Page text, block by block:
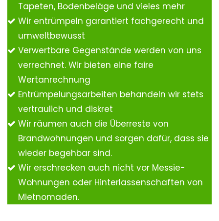
Tapeten, Bodenbeläge und vieles mehr
Wir entrümpeln garantiert fachgerecht und
umweltbewusst
Verwertbare Gegenstände werden von uns
verrechnet. Wir bieten eine faire
Wertanrechnung
Entrümpelungsarbeiten behandeln wir stets
vertraulich und diskret
Wir räumen auch die Überreste von
Brandwohnungen und sorgen dafür, dass sie
wieder begehbar sind.
Wir erschrecken auch nicht vor Messie-
Wohnungen oder Hinterlassenschaften von
Mietnomaden.